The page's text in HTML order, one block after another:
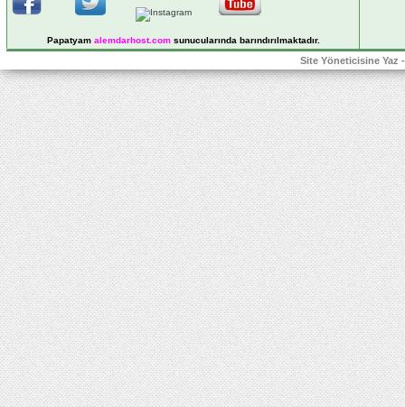
Papatyam alemdarhost.comsunucularında barındırılmaktadır.
Site Yöneticisine Yaz